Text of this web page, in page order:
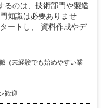
るのは、技術部門や製造
知識は必要ありませ
ートし、 資料作成やデ
（未経験でも始めやすい業
歓迎